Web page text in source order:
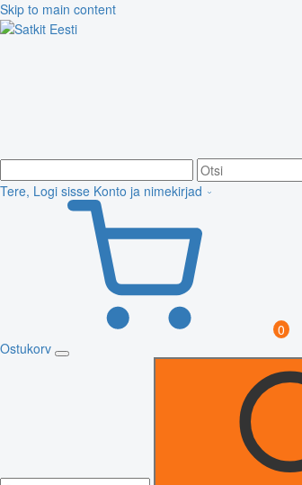
Skip to main content
Tere, Logi sisse Konto ja nimekirjad
0
Ostukorv